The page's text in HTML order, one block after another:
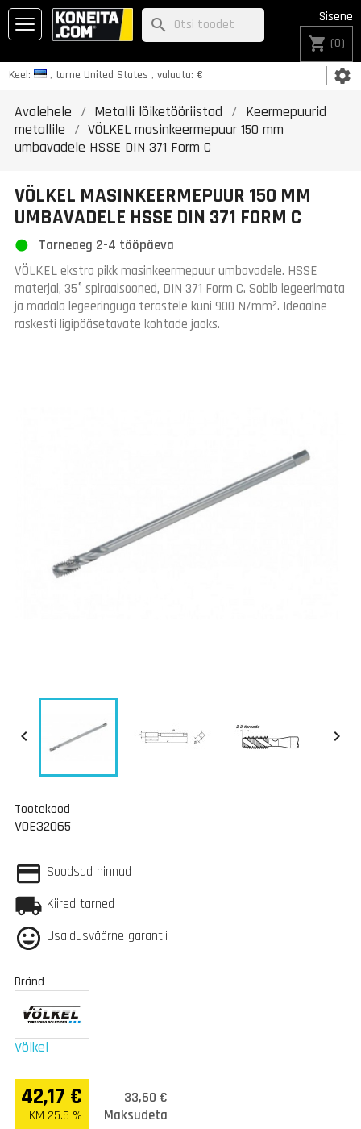
Keel: , tarne United States , valuuta: € settings
Sisene
shopping_cart (0)
search
Avalehele Metalli lõiketööriistad
Keermepuurid
metallile
VÖLKEL masinkeermepuur 150 mm
umbavadele HSSE DIN 371 Form C
VÖLKEL MASINKEERMEPUUR 150 MM
UMBAVADELE HSSE DIN 371 FORM C
Tarneaeg 2-4 tööpäeva
VÖLKEL ekstra pikk masinkeermepuur umbavadele. HSSE
materjal, 35° spiraalsooned, DIN 371 Form C. Sobib legeerimata
ja madala legeeringuga terastele kuni 900 N/mm². Ideaalne
raskesti ligipääsetavate kohtade jaoks.
 
Tootekood
VOE32065
Soodsad hinnad
Kiired tarned
Usaldusväärne garantii
Bränd
Völkel
42,17 €
KM 25.5 %
33,60 €
Maksudeta